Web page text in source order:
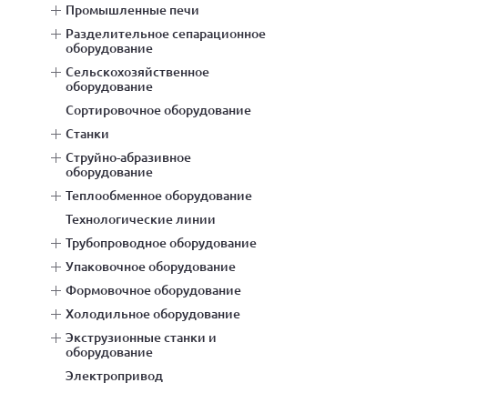
промышленные печи
разделительное сепарационное
оборудование
сельскохозяйственное
оборудование
сортировочное оборудование
станки
струйно-абразивное
оборудование
теплообменное оборудование
технологические линии
трубопроводное оборудование
упаковочное оборудование
формовочное оборудование
холодильное оборудование
экструзионные станки и
оборудование
электропривод